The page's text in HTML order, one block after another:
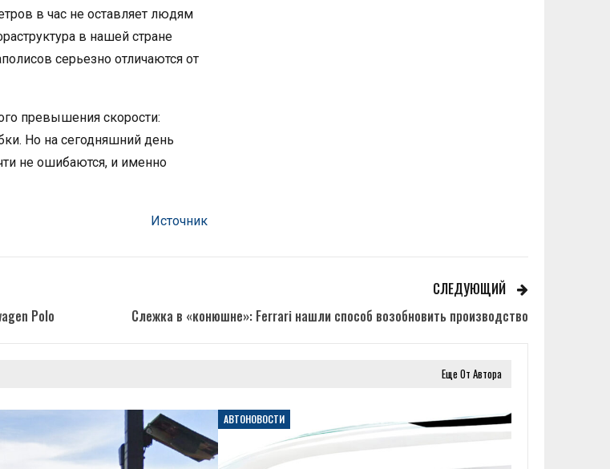
в час не оставляет людям
в нашей стране
серьезно отличаются от
превышения скорости:
Но на сегодняшний день
не ошибаются, и именно
Источник
Polo
СЛЕДУЮЩИЙ
Слежка в «конюшне»: Ferrari нашли способ возобновить производство
Еще От Автора
АВТОНОВОСТИ